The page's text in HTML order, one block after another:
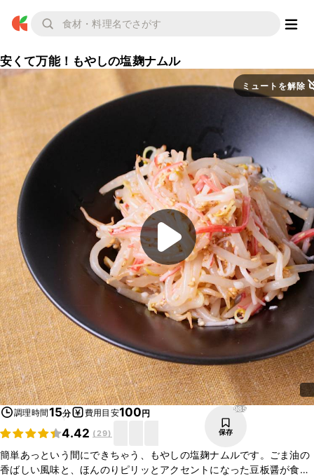
安くて万能！もやしの塩麹ナムル
ミュートを解除
調理時間15分 費用目安100円
4.42 (29)
985
保存
簡単あっという間にできちゃう、もやしの塩麹ナムルです。ごま油の
香ばしい風味と、ほんのりピリッとアクセントになった豆板醤が食欲